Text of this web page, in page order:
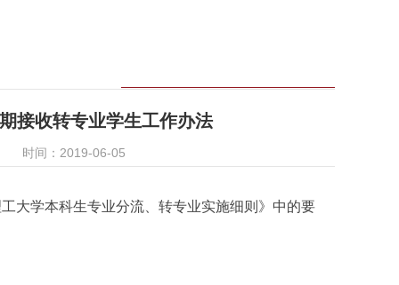
接收转专业学生工作办法
时间：2019-06-05
学本科生专业分流、转专业实施细则》中的要